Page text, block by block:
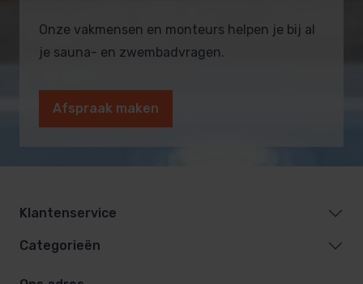
Onze vakmensen en monteurs helpen je bij al
je sauna- en zwembadvragen.
Afspraak maken
Klantenservice
Categorieën